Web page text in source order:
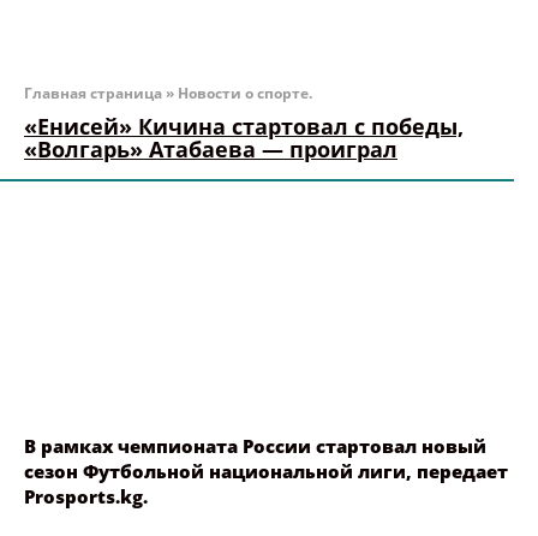
Главная страница » Новости о спорте.
«Енисей» Кичина стартовал с победы,
«Волгарь» Атабаева — проиграл
В рамках чемпионата России стартовал новый
сезон Футбольной национальной лиги, передает
Prosports.kg.